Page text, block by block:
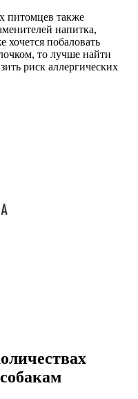
питомцев также
напитка,
хочется побаловать
то лучше найти
риск аллергических